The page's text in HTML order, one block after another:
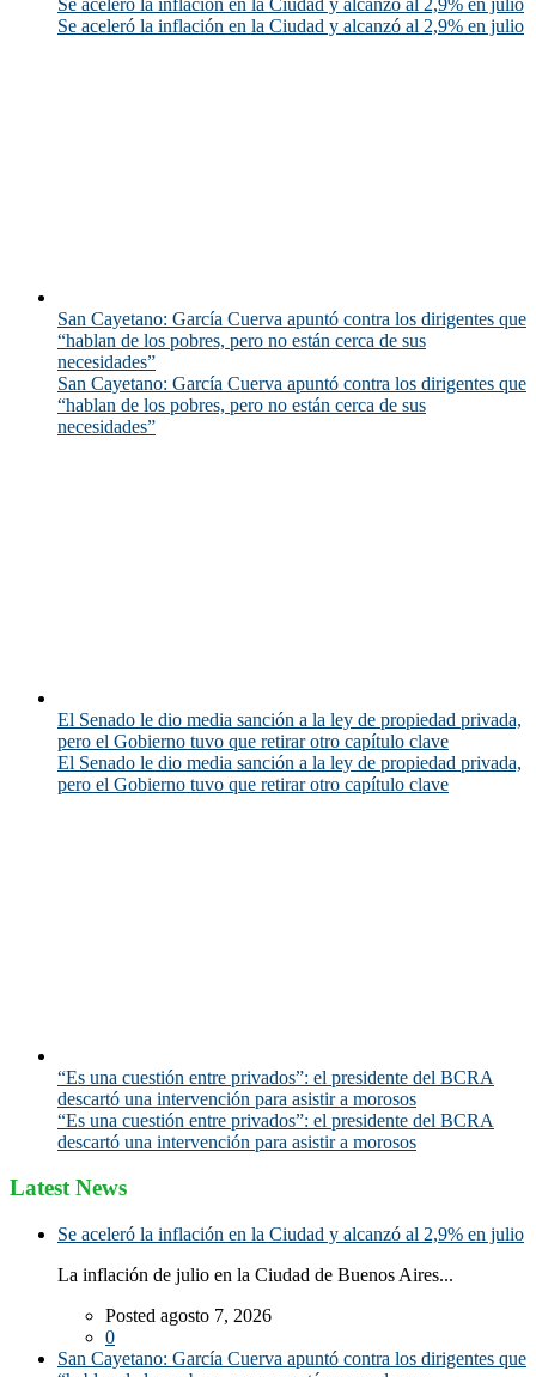
Se aceleró la inflación en la Ciudad y alcanzó al 2,9% en julio
San Cayetano: García Cuerva apuntó contra los dirigentes que
“hablan de los pobres, pero no están cerca de sus
necesidades”
San Cayetano: García Cuerva apuntó contra los dirigentes que
“hablan de los pobres, pero no están cerca de sus
necesidades”
El Senado le dio media sanción a la ley de propiedad privada,
pero el Gobierno tuvo que retirar otro capítulo clave
El Senado le dio media sanción a la ley de propiedad privada,
pero el Gobierno tuvo que retirar otro capítulo clave
“Es una cuestión entre privados”: el presidente del BCRA
descartó una intervención para asistir a morosos
“Es una cuestión entre privados”: el presidente del BCRA
descartó una intervención para asistir a morosos
Latest News
Se aceleró la inflación en la Ciudad y alcanzó al 2,9% en julio
La inflación de julio en la Ciudad de Buenos Aires...
Posted agosto 7, 2026
0
San Cayetano: García Cuerva apuntó contra los dirigentes que